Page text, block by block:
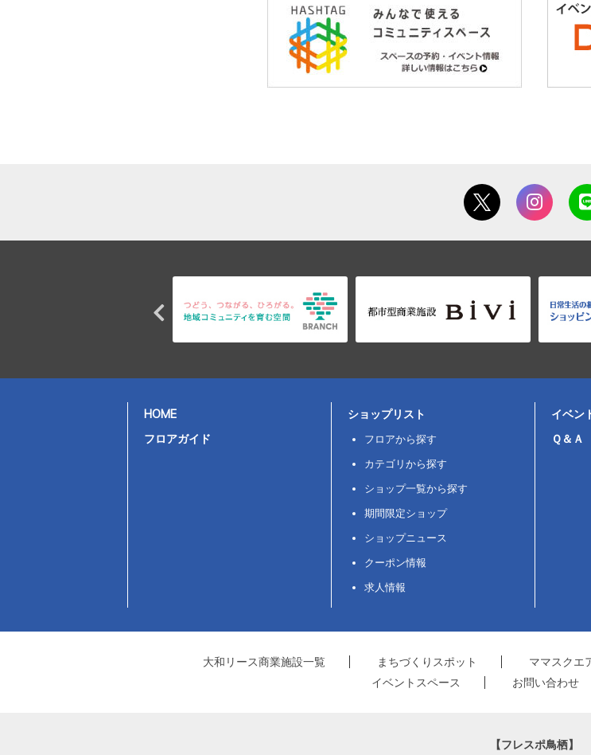
HOME
フロアガイド
ショップリスト
フロアから探す
カテゴリから探す
ショップ一覧から探す
期間限定ショップ
ショップニュース
クーポン情報
求人情報
イベン
Ｑ＆Ａ
大和リース商業施設一覧 まちづくりスポット ママスクエ
イベントスペース
お問い合わせ
【フレスポ鳥栖】